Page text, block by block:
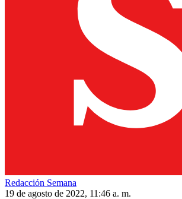
Redacción Semana
19 de agosto de 2022, 11:46 a. m.